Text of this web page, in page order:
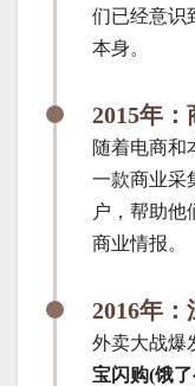
们已经意识
本身。
2015年
随着电商和
一款商业采
户，帮助他
商业情报。
2016年
外卖大战爆
宝闪购(饿